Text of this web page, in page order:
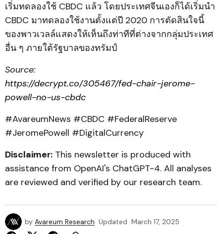
เริ่มทดลองใช้ CBDC แล้ว โดยประเทศจีนเองก็ได้เริ่มนำ
CBDC มาทดลองใช้งานตั้งแต่ปี 2020 การตัดสินใจนี้
ของพาวเวลล์แสดงให้เห็นถึงท่าทีที่ต่างจากกลุ่มประเทศ
อื่น ๆ ภายใต้รัฐบาลของทรัมป์
Source:
https://decrypt.co/305467/fed-chair-jerome-
powell-no-us-cbdc
#AvareumNews #CBDC #FederalReserve
#JeromePowell #DigitalCurrency
Disclaimer: This newsletter is produced with
assistance from OpenAI's ChatGPT-4. All analyses
are reviewed and verified by our research team.
by Avareum Research Updated March 17, 2025